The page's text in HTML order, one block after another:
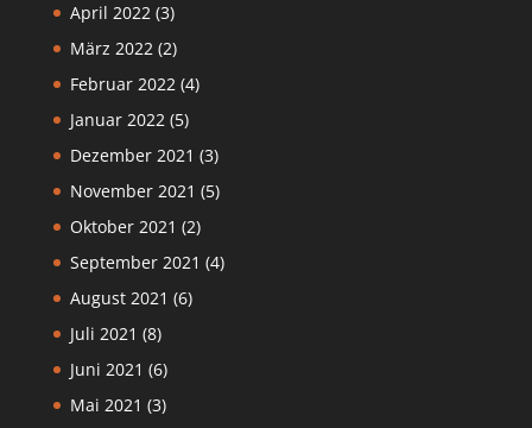
April 2022(3)
März 2022(2)
Februar 2022(4)
Januar 2022(5)
Dezember 2021 (3)
November 2021 (5)
Oktober 2021 (2)
September 2021 (4)
August 2021 (6)
Juli 2021 (8)
Juni 2021 (6)
Mai 2021 (3)